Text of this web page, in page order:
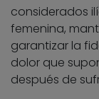
considerados
femenina,
garantizar la
dolor que
después de